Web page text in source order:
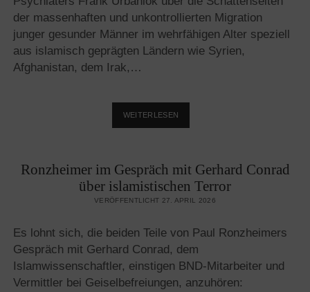
der massenhaften und unkontrollierten Migration
junger gesunder Männer im wehrfähigen Alter speziell
aus islamisch geprägten Ländern wie Syrien,
Afghanistan, dem Irak,…
WEITERLESEN
MIGRATION
JANUSKÖPFIG
Ronzheimer im Gespräch mit Gerhard Conrad
über islamistischen Terror
VERÖFFENTLICHT 27. APRIL 2026
Es lohnt sich, die beiden Teile von Paul Ronzheimers
Gespräch mit Gerhard Conrad, dem
Islamwissenschaftler, einstigen BND-Mitarbeiter und
Vermittler bei Geiselbefreiungen, anzuhören: